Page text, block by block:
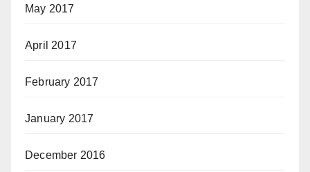
May 2017
April 2017
February 2017
January 2017
December 2016